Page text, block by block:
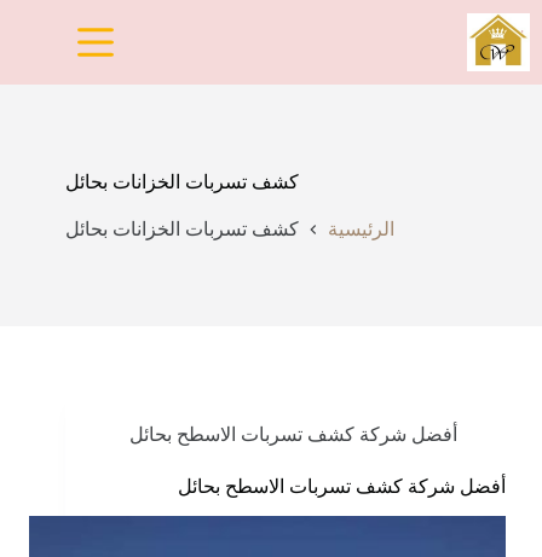
التجاوز
إلى
المحتوى
كشف تسربات الخزانات بحائل
الرئيسية كشف تسربات الخزانات بحائل
أفضل شركة كشف تسربات الاسطح بحائل
أفضل شركة كشف تسربات الاسطح بحائل